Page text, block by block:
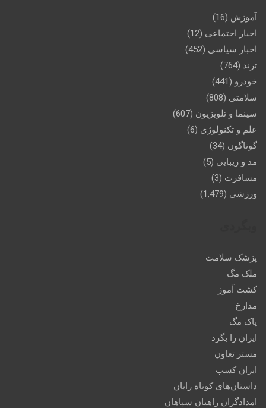
آموزش (16)
اخبار اجتماعی (12)
اخبار سیاسی (452)
ترند (764)
خودرو (441)
سلامتی (808)
سینما و تلویزیون (607)
علم و تکنولوژی (6)
گوناگون (34)
مد و زیبایی (5)
مسافرت (3)
ورزشی (1,479)
پزشک سلامت
ملک مگ
کشت آموز
مدارخ
پاک مگ
ایران را بگرد
مستر تعاون
ایران کسب
داستان‌های کوتاه رایان
امدادگران راهیان سپاهان